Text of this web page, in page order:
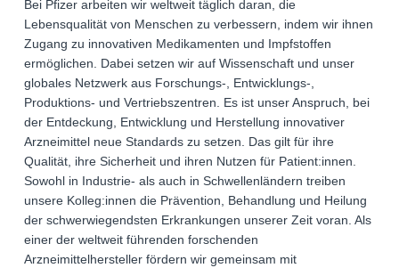
Bei Pfizer arbeiten wir weltweit täglich daran, die
Lebensqualität von Menschen zu verbessern, indem wir ihnen
Zugang zu innovativen Medikamenten und Impfstoffen
ermöglichen. Dabei setzen wir auf Wissenschaft und unser
globales Netzwerk aus Forschungs-, Entwicklungs-,
Produktions- und Vertriebszentren. Es ist unser Anspruch, bei
der Entdeckung, Entwicklung und Herstellung innovativer
Arzneimittel neue Standards zu setzen. Das gilt für ihre
Qualität, ihre Sicherheit und ihren Nutzen für Patient:innen.
Sowohl in Industrie- als auch in Schwellenländern treiben
unsere Kolleg:innen die Prävention, Behandlung und Heilung
der schwerwiegendsten Erkrankungen unserer Zeit voran. Als
einer der weltweit führenden forschenden
Arzneimittelhersteller fördern wir gemeinsam mit